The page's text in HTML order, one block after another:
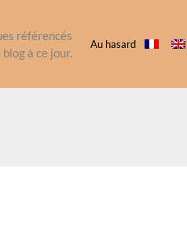
référencés
à ce jour.
Au hasard